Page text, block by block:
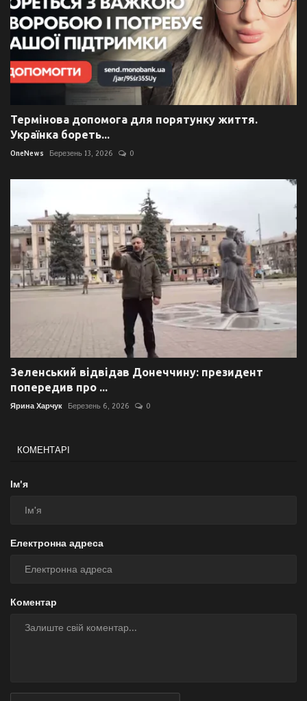
Термінова допомога для порятунку життя.
Українка бореть...
OneNews Березень 13, 2026 0
Зеленський відвідав Донеччину: президент
попередив про ...
Ярина Харчук Березень 6, 2026 0
КОМЕНТАРІ
Ім'я
Електронна адреса
Коментар